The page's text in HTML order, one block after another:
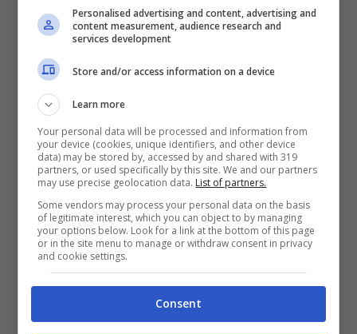
Puoi utilizzare WhatsApp anche con un
obiettivo sociale o benefico, puoi utilizzare
la piattaforma per raccogliere fondi per
cause di beneficenza. Organizza eventi di
crowdfunding o chiedi ai tuoi contatti di
donare una piccola somma per supportare
la causa.
Sfruttando le strategie illustrate, potrai
trasformare WhatsApp in una vera e
propria macchina da soldi. Ma prima
assicurati di definire un target di
Personalised advertising and content, advertising and
content measurement, audience research and
services development
Store and/or access information on a device
Learn more
Your personal data will be processed and information from
your device (cookies, unique identifiers, and other device
data) may be stored by, accessed by and shared with 319
partners, or used specifically by this site. We and our partners
may use precise geolocation data. List of partners.
Some vendors may process your personal data on the basis
of legitimate interest, which you can object to by managing
your options below. Look for a link at the bottom of this page
or in the site menu to manage or withdraw consent in privacy
and cookie settings.
Consent